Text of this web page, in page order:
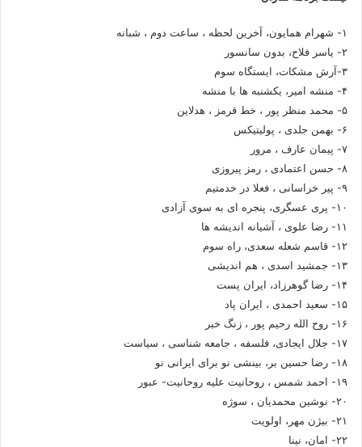
۱- شهرام همایون، آخرین لحظه ، ساعت دوم ، شبانه
۲- یاسر فلاح، بدون سانسور
۳-آرش مشکات، ایستگاه سوم
۴- منشه امیر، یکشنبه ها با منشه
۵- محمد منظر پور ، خط قرمز ، هدلاین
۶- بهمن جلدی ، پولیتیکس
۷- پیمان عارف ، مرور
۸- حسن اعتمادی ، رمز پیروزی
۹- پیر خراسانی ، فعلا در خدمتیم
۱۰- پری عسگری، پنجره ای به سوی آزادی
۱۱- رضا علوی ، آشیانه اندیشه ها
۱۲- قاسم شعله سعدی، راه سوم
۱۳- جمشید اسدی ، هم اندیشی
۱۴- رضا گوهرزاد، ایران پست
۱۵- سعید احمدی ، ایران پاد
۱۶- روح الله رحیم پور ، زنگ خبر
۱۷- جلال ایجادی، فلسفه ، جامعه شناسی ، سیاست
۱۸- رضا حسین بر، بینشی نو برای ایرانی نو
۱۹- احمد شمس ، روحانیت علیه روحانیت- عبور
۲۰- نوشین محمدیان ، سوژه
۲۱- بیژن مهر، اولویت
۲۲- امان، نینا